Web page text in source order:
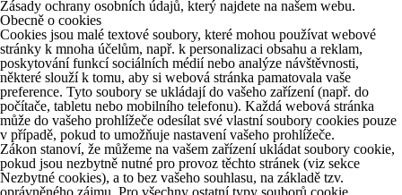
Zásady ochrany osobních údajů, který najdete na našem webu.
Obecně o cookies
Cookies jsou malé textové soubory, které mohou používat webové
stránky k mnoha účelům, např. k personalizaci obsahu a reklam,
poskytování funkcí sociálních médií nebo analýze návštěvnosti,
některé slouží k tomu, aby si webová stránka pamatovala vaše
preference. Tyto soubory se ukládají do vašeho zařízení (např. do
počítače, tabletu nebo mobilního telefonu). Každá webová stránka
může do vašeho prohlížeče odesílat své vlastní soubory cookies pouze
v případě, pokud to umožňuje nastavení vašeho prohlížeče.
Zákon stanoví, že můžeme na vašem zařízení ukládat soubory cookie,
pokud jsou nezbytně nutné pro provoz těchto stránek (viz sekce
Nezbytné cookies), a to bez vašeho souhlasu, na základě tzv.
oprávněného zájmu. Pro všechny ostatní typy souborů cookie